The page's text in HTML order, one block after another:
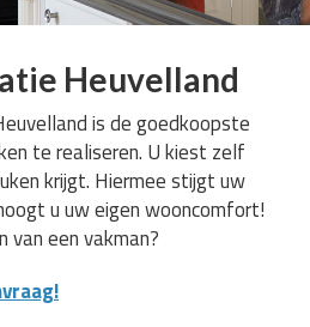
Heuvelland
is de goedkoopste
te realiseren. U kiest zelf
krijgt. Hiermee stijgt uw
u uw eigen wooncomfort!
van een vakman?